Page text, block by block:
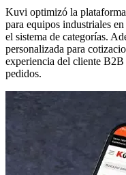
Kuvi optimizó la
para equipos industriales
el sistema de categorías.
personalizada para
experiencia del cliente
pedidos.